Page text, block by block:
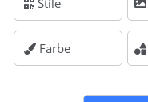
Stile
Farbe